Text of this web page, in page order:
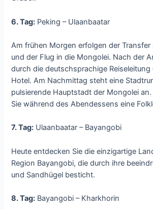
6. Tag: Peking – Ulaanbaatar
Am frühen Morgen erfolgen der Transfer
und der Flug in die Mongolei. Nach der
durch die deutschsprachige
Hotel. Am Nachmittag steht eine
pulsierende Hauptstadt der Mongolei
Sie während des Abendessens eine
7. Tag: Ulaanbaatar – Bayangobi
Heute entdecken Sie die einzigartige
Region Bayangobi, die durch ihre
und Sandhügel besticht.
8. Tag: Bayangobi – Kharkhorin